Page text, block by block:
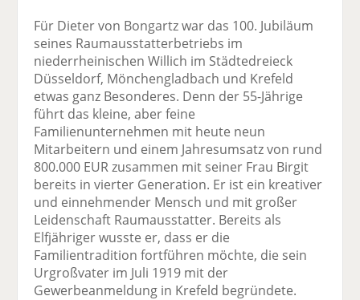
Für Dieter von Bongartz war das 100. Jubiläum
seines Raumausstatterbetriebs im
niederrheinischen Willich im Städtedreieck
Düsseldorf, Mönchengladbach und Krefeld
etwas ganz Besonderes. Denn der 55-Jährige
führt das kleine, aber feine
Familienunternehmen mit heute neun
Mitarbeitern und einem Jahresumsatz von rund
800.000 EUR zusammen mit seiner Frau Birgit
bereits in vierter Generation. Er ist ein kreativer
und einnehmender Mensch und mit großer
Leidenschaft Raumausstatter. Bereits als
Elfjähriger wusste er, dass er die
Familientradition fortführen möchte, die sein
Urgroßvater im Juli 1919 mit der
Gewerbeanmeldung in Krefeld begründete.